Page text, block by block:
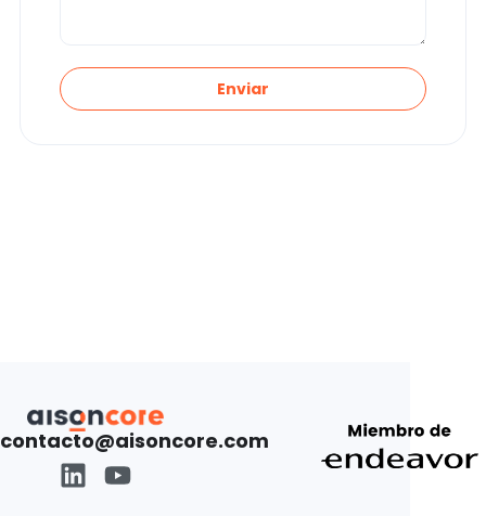
Enviar
contacto@aisoncore.com